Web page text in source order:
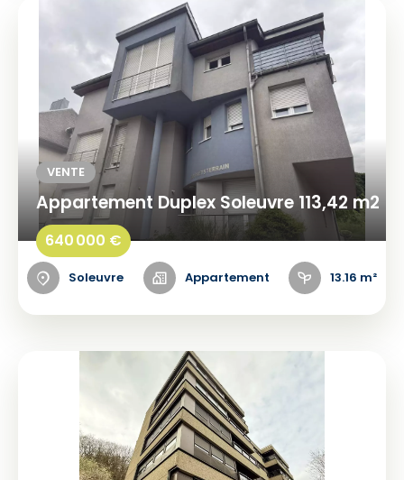
VENTE
Appartement Duplex Soleuvre 113,42 m2
640 000 €
Soleuvre Appartement 13.16 m²